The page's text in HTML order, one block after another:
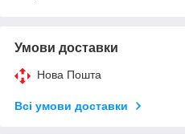
Умови доставки
Нова Пошта
Всі умови доставки